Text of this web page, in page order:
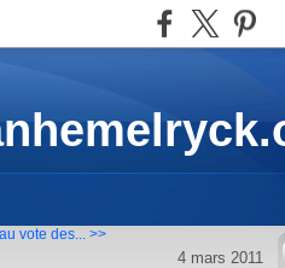
vote des... >>
4 mars 2011